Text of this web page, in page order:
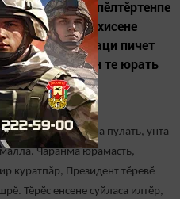
çумӗ пӗлтӗртенпе
халăхсен чӗлхисене
пырать. Наци пичет
хисеплесен те юрать
танлаштарма пулать, унта
Чарăнма юрамасть,
куратпăр, Президент тӗревӗ
Тӗрӗс енсене суйласа илтӗр,